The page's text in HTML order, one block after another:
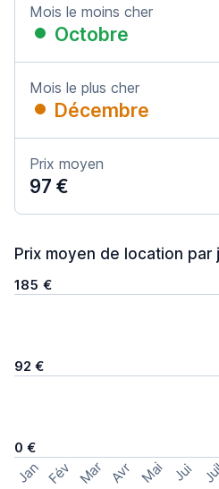
Mois le moins cher
Octobre
Mois le plus cher
Décembre
Prix moyen
97 €
Prix moyen de location par
185 €
92 €
0 €
Jan Fév Mar Avr Mai Jui